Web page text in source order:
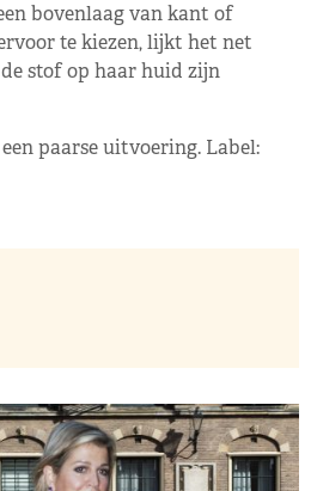
bovenlaag van kant of
te kiezen, lijkt het net
stof op haar huid zijn
paarse uitvoering. Label: